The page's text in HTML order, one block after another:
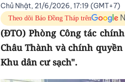
Chủ Nhật, 21/6/2026, 17:19 (GMT+7)
Theo dõi Báo Đồng Tháp trên
(ĐTO) Phòng Công tác
Châu Thành và chính
Khu dân cư sạch".